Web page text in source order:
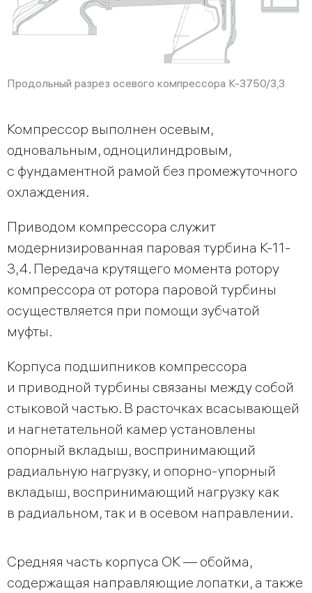
Продольный разрез осевого компрессора К-3750/3,3
Компрессор выполнен осевым,
одновальным, одноцилиндровым,
с фундаментной рамой без промежуточного
охлаждения.
Приводом компрессора служит
модернизированная паровая турбина К-11-
3,4. Передача крутящего момента ротору
компрессора от ротора паровой турбины
осуществляется при помощи зубчатой
муфты.
Корпуса подшипников компрессора
и приводной турбины связаны между собой
стыковой частью. В расточках всасывающей
и нагнетательной камер установлены
опорный вкладыш, воспринимающий
радиальную нагрузку, и опорно-упорный
вкладыш, воспринимающий нагрузку как
в радиальном, так и в осевом направлении.
Средняя часть корпуса ОК — обойма,
содержащая направляющие лопатки, а также